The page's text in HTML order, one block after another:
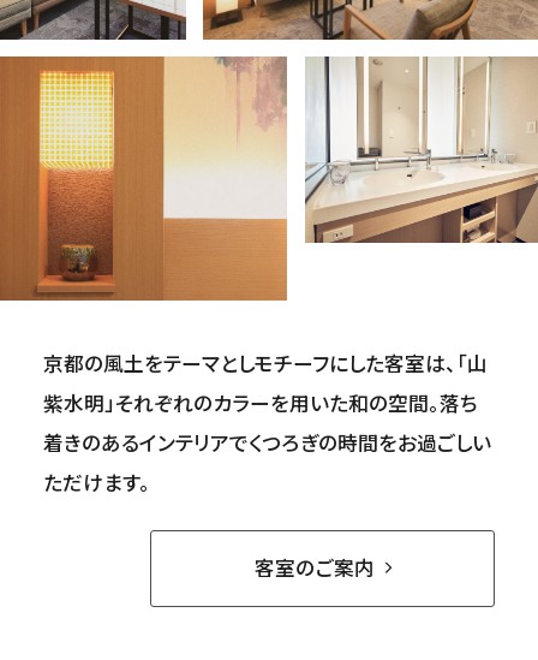
京都の風土をテーマとしモチーフにした客室は、「山
紫水明」それぞれのカラーを用いた和の空間。落ち
着きのあるインテリアでくつろぎの時間をお過ごしい
ただけます。
客室のご案内